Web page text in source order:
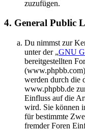
zuzufügen.
4. General Public
Du nimmst zur
unter der „GNU
bereitgestellten
werden durch die
www.phpbb.de
Einfluss auf die
wird. Sie können
für bestimmte
fremder Foren